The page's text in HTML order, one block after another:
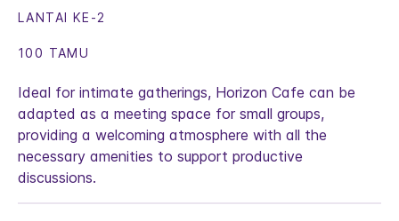
Ideal for intimate gatherings, Horizon Cafe can be
adapted as a meeting space for small groups,
providing a welcoming atmosphere with all the
necessary amenities to support productive
discussions.
LANTAI KE-2
100 TAMU